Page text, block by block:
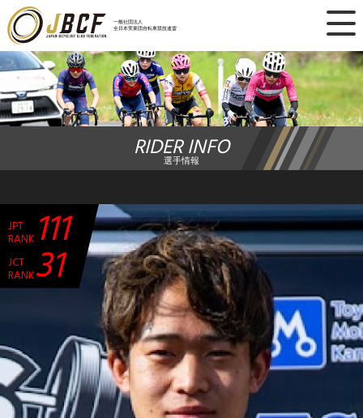
一般社団法人
全日本実業団自転車競技連盟
×
ニュース
レース日程
ランキング
チーム・選手
競技ガイド
加盟・登録
エントリー
JBCF ROAD SERIESとは
RIDER INFO
選手情報
JPT
RANK 111
JCT
RANK31